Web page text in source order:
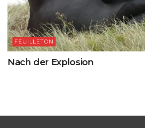
FEUILLETON
Nach der Explosion